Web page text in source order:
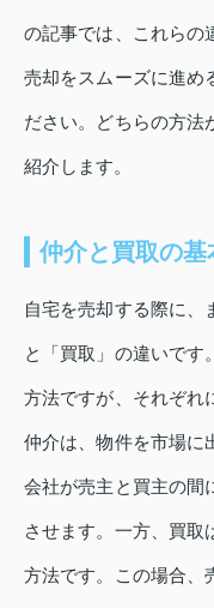
の記事では、これらの
売却をスムーズに進め
ださい。どちらの方法
紹介します。
仲介と買取の基
自宅を売却する際に、
と「買取」の違いです
方法ですが、それぞれ
仲介は、物件を市場に
会社が売主と買主の間
させます。一方、買取
方法です。この場合、